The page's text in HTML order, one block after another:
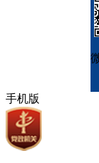
手机版